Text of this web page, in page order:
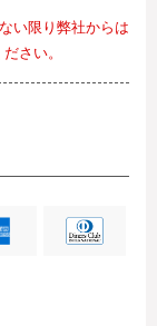
い限り弊社からは
さい。